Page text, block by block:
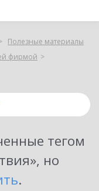
Полезные материалы
фирмой
тегом
, но
.